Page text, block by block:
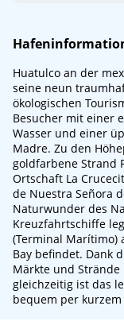
Huatulco an der
seine neun
ökologischen
Besucher mit einer
Wasser und einer
Madre. Zu den
goldfarbene Strand
Ortschaft La
de Nuestra Señora
Naturwunder des
Kreuzfahrtschiffe
(Terminal Marítimo)
Bay befindet. Dank
Märkte und
gleichzeitig ist das
bequem per